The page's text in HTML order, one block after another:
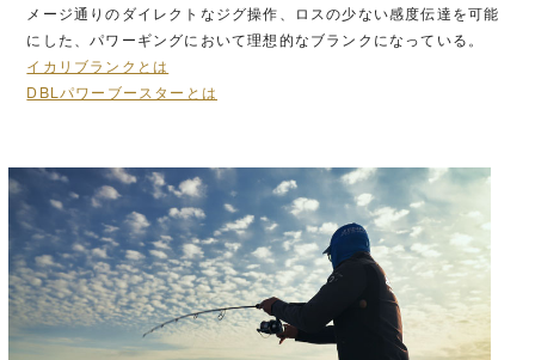
メージ通りのダイレクトなジグ操作、ロスの少ない感度伝達を可能
にした、パワーギングにおいて理想的なブランクになっている。
イカリブランクとは
DBLパワーブースターとは